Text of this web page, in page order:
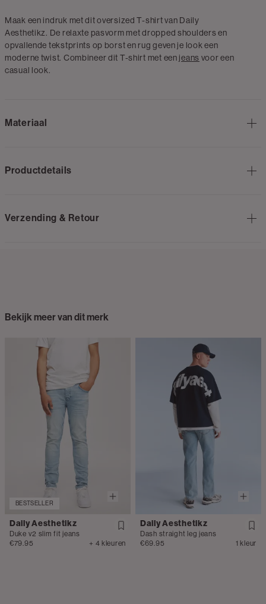
Maak een indruk met dit oversized T-shirt van Daily
Aesthetikz. De relaxte pasvorm met dropped shoulders en
opvallende tekstprints op borst en rug geven je look een
moderne twist. Combineer dit T-shirt met een jeans voor een
casual look.
Materiaal
Productdetails
Verzending & Retour
Bekijk meer van dit merk
BESTSELLER
Daily Aesthetikz
Duke v2 slim fit jeans
€79.95
+ 4 kleuren
Daily Aesthetikz
Dash straight leg jeans
€69.95
1 kleur